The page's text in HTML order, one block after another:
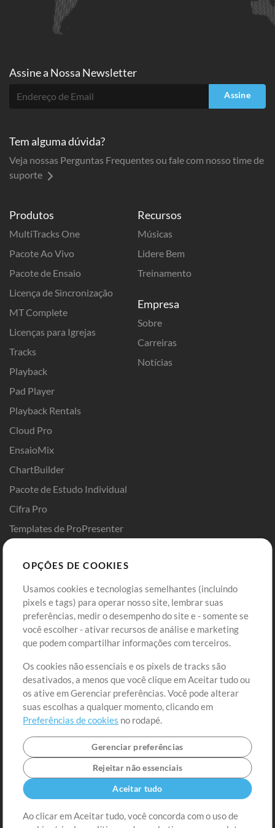
Produtos
MultiTracks One
Pacote Ao Vivo
Pacote de Ensaio
Licença de Sincronização
MT Complete
Licenças para Igrejas
Tracks
Playback
Pad Player
Playback Rentals
Cloud Pro
EnsaioMix
ChartBuilder
Pacote de Estudo Individual
Cifra Pro
Templates de ProPresenter
Recursos
Músicas
Lidere Bem
Treinamento
Empresa
Sobre
Carreiras
Notícias
Comprar Créditos
Conteúdo Grátis
Solicite uma Música
Extras
Sessões
Envie seu conteúdo
Playlist
MT Conference
Entre
Cadastre-se
Ir ao carrinho
Assine a Nossa Newsletter
Assine
Tem alguma dúvida?
Veja nossas Perguntas Frequentes ou fale com nosso time de
suporte
OPÇÕES DE COOKIES
Usamos cookies e tecnologias semelhantes (incluindo
pixels e tags) para operar nosso site, lembrar suas
preferências, medir o desempenho do site e - somente se
você escolher - ativar recursos de análise e marketing
que podem compartilhar informações com terceiros.
Os cookies não essenciais e os pixels de tracks são
desativados, a menos que você clique em Aceitar tudo ou
os ative em Gerenciar preferências. Você pode alterar
suas escolhas a qualquer momento, clicando em
Preferências de cookies no rodapé.
Gerenciar preferências
Rejeitar não essenciais
Aceitar tudo
Ao clicar em Aceitar tudo, você concorda com o uso de